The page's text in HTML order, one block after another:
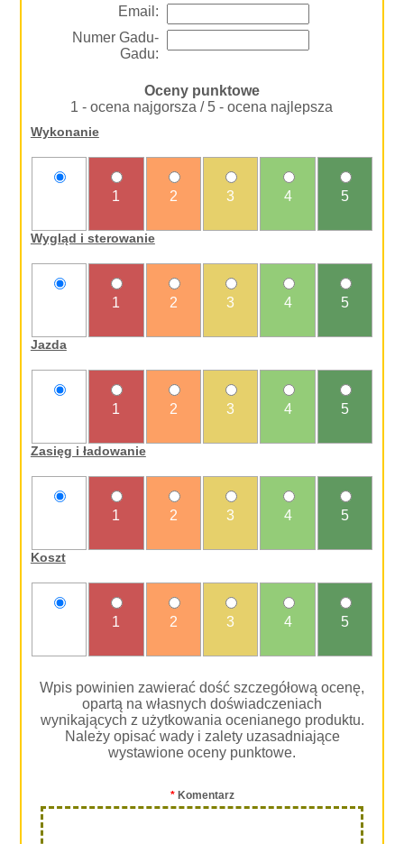
Email:
Numer Gadu-
Gadu:
Oceny punktowe
1 - ocena najgorsza / 5 - ocena najlepsza
Wykonanie
1 2 3 4 5
Wygląd i sterowanie
1 2 3 4 5
Jazda
1 2 3 4 5
Zasięg i ładowanie
1 2 3 4 5
Koszt
1 2 3 4 5
Wpis powinien zawierać dość szczegółową ocenę,
opartą na własnych doświadczeniach
wynikających z użytkowania ocenianego produktu.
Należy opisać wady i zalety uzasadniające
wystawione oceny punktowe.
*Komentarz